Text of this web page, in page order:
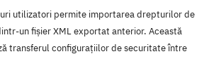
utilizatori permite importarea drepturilor de
un fișier XML exportat anterior. Această
transferul configurațiilor de securitate între